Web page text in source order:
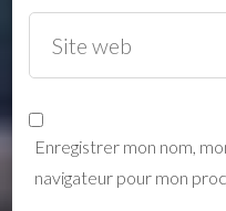
Enregistrer mon nom,
navigateur pour mon